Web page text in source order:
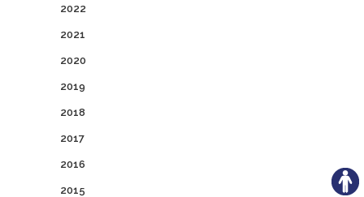
2022
2021
2020
2019
2018
2017
2016
2015